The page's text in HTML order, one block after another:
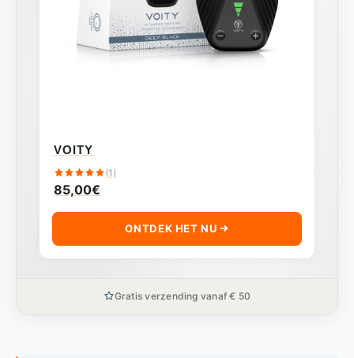
VOITY
(1)
85,00€
ONTDEK HET NU
Gratis verzending vanaf € 50